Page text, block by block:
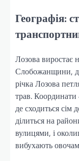
Географія:
Лозова виростає
Слобожанщини,
річка Лозова
трав.
де сходиться сім
ділиться на
вулицями, і
вибухають